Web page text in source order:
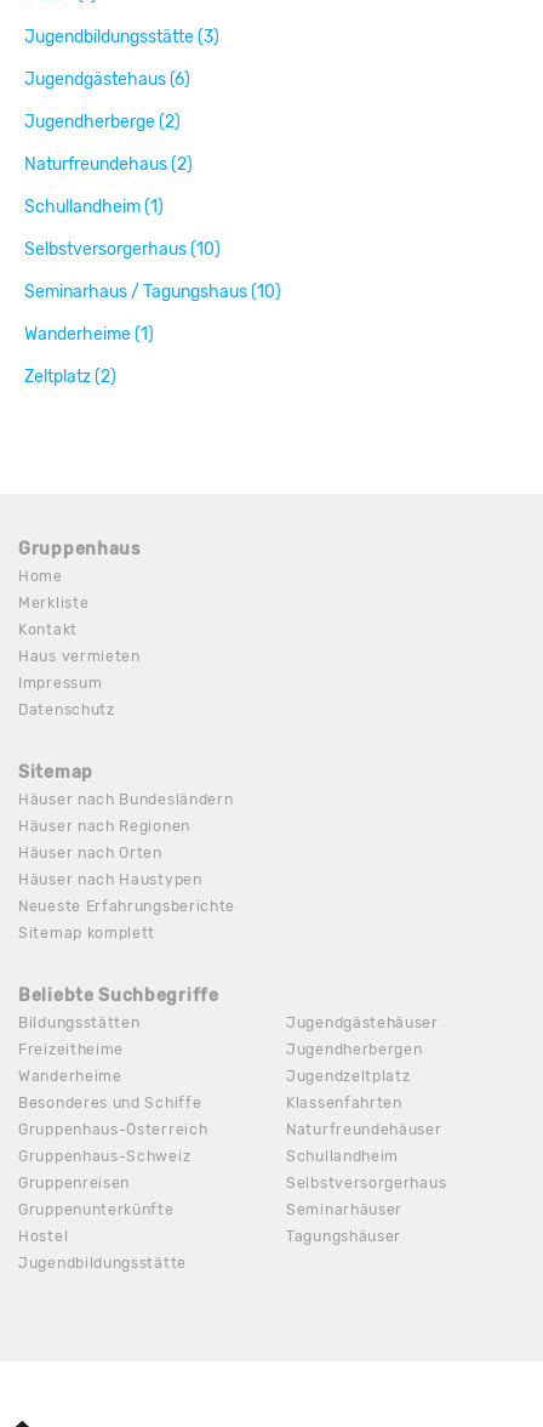
Jugendbildungsstätte (3)
Jugendgästehaus (6)
Jugendherberge (2)
Naturfreundehaus (2)
Schullandheim (1)
Selbstversorgerhaus (10)
Seminarhaus / Tagungshaus (10)
Wanderheime (1)
Zeltplatz (2)
Gruppenhaus
Home
Merkliste
Kontakt
Haus vermieten
Impressum
Datenschutz
Sitemap
Häuser nach Bundesländern
Häuser nach Regionen
Häuser nach Orten
Häuser nach Haustypen
Neueste Erfahrungsberichte
Sitemap komplett
Beliebte Suchbegriffe
Bildungsstätten
Freizeitheime
Wanderheime
Besonderes und Schiffe
Gruppenhaus-Österreich
Gruppenhaus-Schweiz
Gruppenreisen
Gruppenunterkünfte
Hostel
Jugendbildungsstätte
Jugendgästehäuser
Jugendherbergen
Jugendzeltplatz
Klassenfahrten
Naturfreundehäuser
Schullandheim
Selbstversorgerhaus
Seminarhäuser
Tagungshäuser